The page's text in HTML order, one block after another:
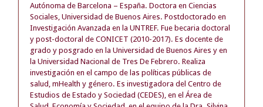
Autónoma de Barcelona – España. Doctora en Ciencias
Sociales, Universidad de Buenos Aires. Postdoctorado en
Investigación Avanzada en la UNTREF. Fue becaria doctoral
y post-doctoral de CONICET (2010-2017). Es docente de
grado y posgrado en la Universidad de Buenos Aires y en
la Universidad Nacional de Tres De Febrero. Realiza
investigación en el campo de las políticas públicas de
salud, mHealth y género. Es investigadora del Centro de
Estudios de Estado y Sociedad (CEDES), en el Área de